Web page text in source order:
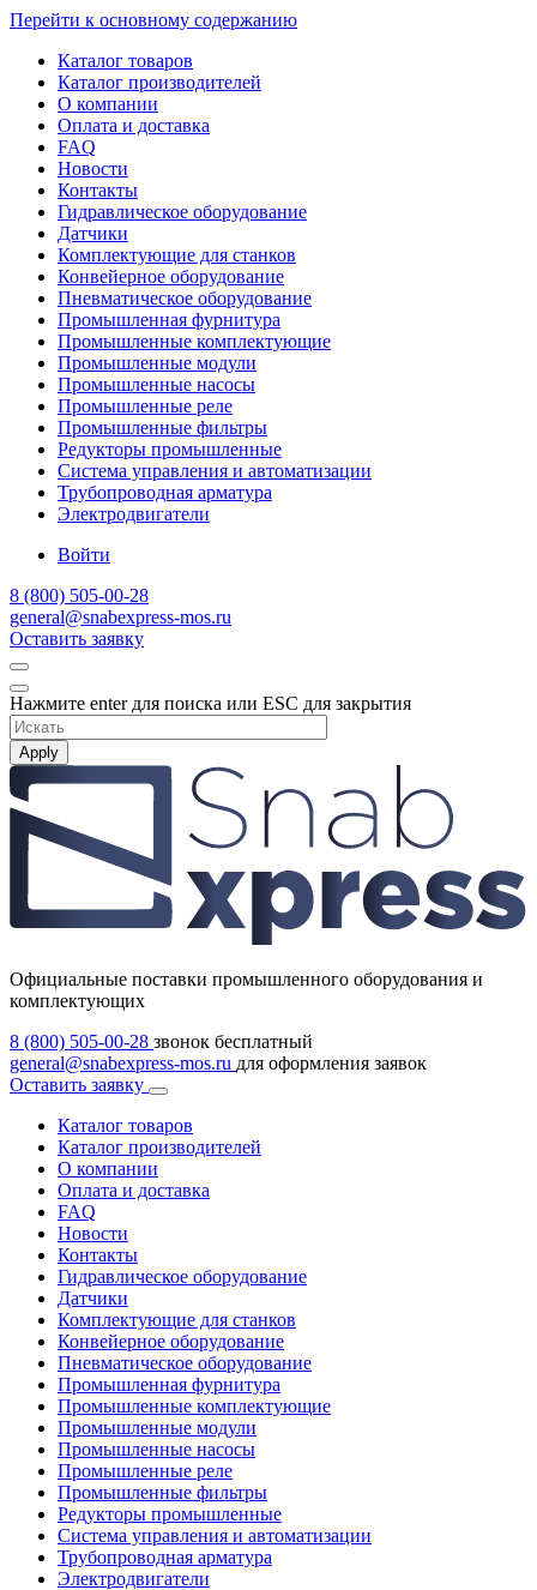
Перейти к основному содержанию
Каталог товаров
Каталог производителей
О компании
Оплата и доставка
FAQ
Новости
Контакты
Гидравлическое оборудование
Датчики
Комплектующие для станков
Конвейерное оборудование
Пневматическое оборудование
Промышленная фурнитура
Промышленные комплектующие
Промышленные модули
Промышленные насосы
Промышленные реле
Промышленные фильтры
Редукторы промышленные
Система управления и автоматизации
Трубопроводная арматура
Электродвигатели
Войти
8 (800) 505-00-28
general@snabexpress-mos.ru
Оставить заявку
Нажмите enter для поиска или ESC для закрытия
Apply
Официальные поставки промышленного оборудования и
комплектующих
8 (800) 505-00-28 звонок бесплатный
general@snabexpress-mos.ru для оформления заявок
Оставить заявку
Каталог товаров
Каталог производителей
О компании
Оплата и доставка
FAQ
Новости
Контакты
Гидравлическое оборудование
Датчики
Комплектующие для станков
Конвейерное оборудование
Пневматическое оборудование
Промышленная фурнитура
Промышленные комплектующие
Промышленные модули
Промышленные насосы
Промышленные реле
Промышленные фильтры
Редукторы промышленные
Система управления и автоматизации
Трубопроводная арматура
Электродвигатели